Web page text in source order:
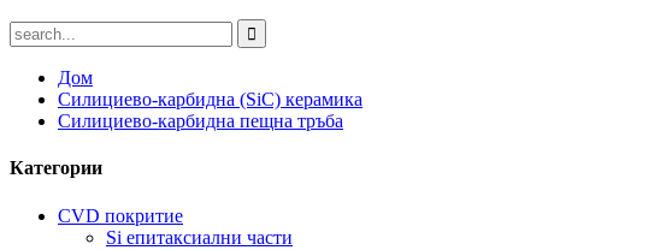
Дом
Силициево-карбидна (SiC) керамика
Силициево-карбидна пещна тръба
Категории
CVD покритие
Si епитаксиални части